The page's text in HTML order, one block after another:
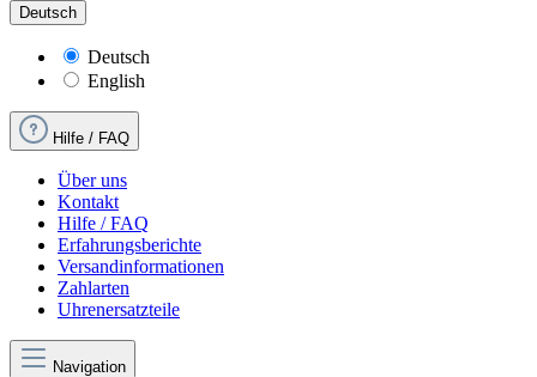
Deutsch
Deutsch
English
Hilfe / FAQ
Über uns
Kontakt
Hilfe / FAQ
Erfahrungsberichte
Versandinformationen
Zahlarten
Uhrenersatzteile
Navigation